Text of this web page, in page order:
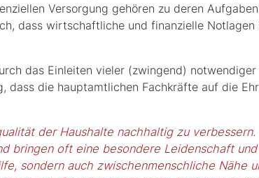
Versorgung gehören zu deren
dass wirtschaftliche und finanzielle Notlagen
das Einleiten vieler (zwingend)
die hauptamtlichen Fachkräfte auf die
der Haushalte nachhaltig zu
bringen oft eine besondere Leidenschaft
sondern auch zwischenmenschliche Nähe